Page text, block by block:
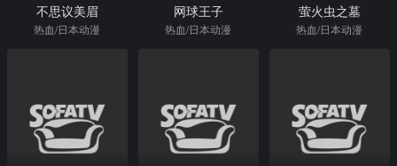
不思议美眉
热血/日本动漫
网球王子
热血/日本动漫
萤火虫之墓
热血/日本动漫